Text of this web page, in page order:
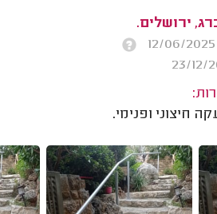
ירושלים.
חיצוני ופנימי.